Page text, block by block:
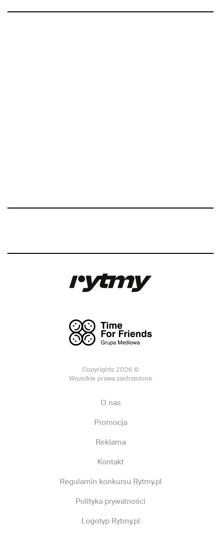
Copyrights 2026 ©
Wszelkie prawa zastrzeżone
O nas
Promocja
Reklama
Kontakt
Regulamin konkursu Rytmy.pl
Polityka prywatności
Logotyp Rytmy.pl